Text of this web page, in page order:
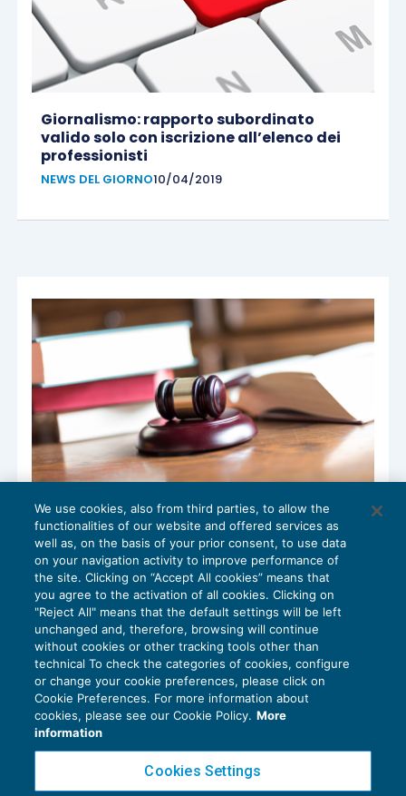
Giornalismo: rapporto subordinato
valido solo con iscrizione all’elenco dei
professionisti
NEWS DEL GIORNO10/04/2019
Lavoro subordinato nelle associazioni di
volontariato
NEWS DEL GIORNO31/10/2017
Privacy Policy
Cookie Policy
We use cookies, also from third parties, to allow the
functionalities of our website and offered services as
well as, on the basis of your prior consent, to use data
on your navigation activity to improve performance of
the site. Clicking on “Accept All cookies” means that
you agree to the activation of all cookies. Clicking on
"Reject All" means that the default settings will be left
unchanged and, therefore, browsing will continue
without cookies or other tracking tools other than
technical To check the categories of cookies, configure
or change your cookie preferences, please click on
Cookie Preferences. For more information about
cookies, please see our Cookie Policy. More
information
Cookies Settings